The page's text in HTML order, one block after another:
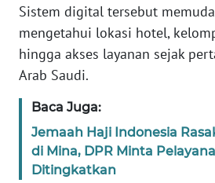
Sistem digital tersebut
mengetahui lokasi hotel,
hingga akses layanan sejak
Arab Saudi.
Baca Juga:
Jemaah Haji Indonesia
di Mina, DPR Minta
Ditingkatkan
KONTAK
KAMI
INFO
TENTANG
KAMI